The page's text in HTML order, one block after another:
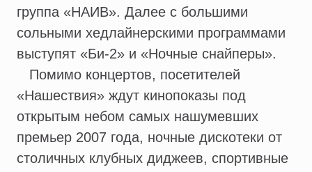
группа «НАИВ». Далее c большими
сольными хедлайнерскими программами
выступят «Би-2» и «Ночные снайперы».
Помимо концертов, посетителей
«Нашествия» ждут кинопоказы под
открытым небом самых нашумевших
премьер 2007 года, ночные дискотеки от
столичных клубных диджеев, спортивные